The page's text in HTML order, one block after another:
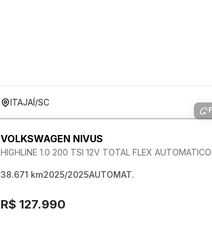
ITAJAÍ/SC
VOLKSWAGEN NIVUS
HIGHLINE 1.0 200 TSI 12V TOTAL FLEX AUTOMATICO
38.671 km2025/2025AUTOMAT.
R$ 127.990